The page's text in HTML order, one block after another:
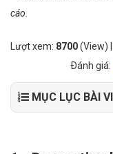
cáo.
Lượt xem: 8700(View)
Ðánh giá:
MỤC LỤC BÀI